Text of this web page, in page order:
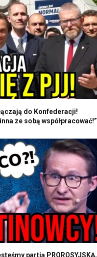
do Konfederacji!
ze sobą współpracować!”
partią PROROSYJSKĄ,